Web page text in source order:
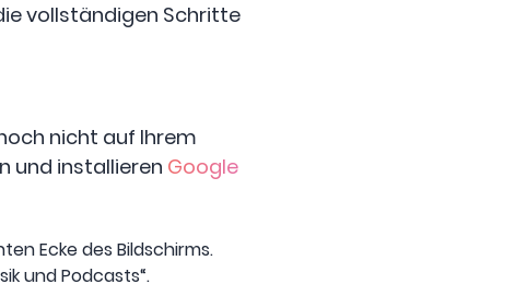
vollständigen Schritte
nicht auf Ihrem
und installieren Google
Ecke des Bildschirms.
und Podcasts“.